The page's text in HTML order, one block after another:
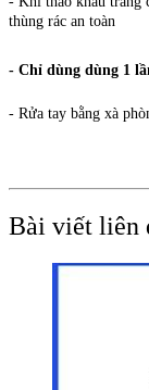
thùng rác an toàn
- Chỉ dùng dùng 1
- Rửa tay bằng xà
Bài viết liên